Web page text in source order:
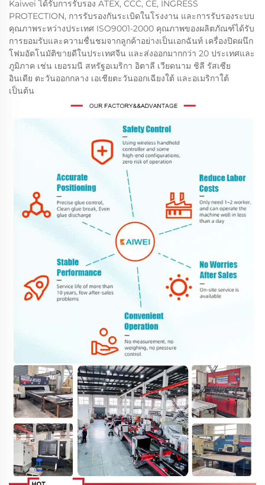
Kaiwei ได้รับการรับรอง ATEX, CCC, CE, INGRESS
PROTECTION, การรับรองกันระเบิดในโรงงาน และการรับรองระบบ
คุณภาพระหว่างประเทศ ISO9001-2000 คุณภาพของผลิตภัณฑ์ได้รับ
การยอมรับและความชื่นชมจากลูกค้าอย่างเป็นเอกฉันท์ เครื่องปิดผนึก
โฟมอัตโนมัติขายดีในประเทศจีน และส่งออกมากกว่า 20 ประเทศและ
ภูมิภาค เช่น เยอรมนี สหรัฐอเมริกา อิตาลี เวียดนาม ชิลี รัสเซีย
อินเดีย ตะวันออกกลาง เอเชียตะวันออกเฉียงใต้ และอเมริกาใต้
เป็นต้น